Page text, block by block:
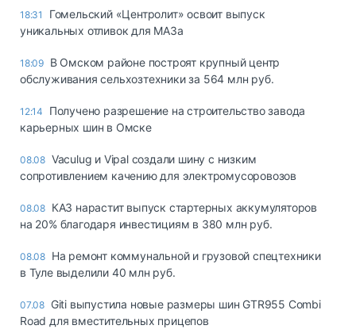
18:31
Гомельский «Центролит» освоит выпуск
уникальных отливок для МАЗа
18:09 В Омском районе построят крупный центр
обслуживания сельхозтехники за 564 млн руб.
12:14
Получено разрешение на строительство завода
карьерных шин в Омске
08.08 Vaculug и Vipal создали шину с низким
сопротивлением качению для электромусоровозов
08.08 КАЗ нарастит выпуск стартерных аккумуляторов
на 20% благодаря инвестициям в 380 млн руб.
08.08 На ремонт коммунальной и грузовой спецтехники
в Туле выделили 40 млн руб.
07.08 Giti выпустила новые размеры шин GTR955 Combi
Road для вместительных прицепов